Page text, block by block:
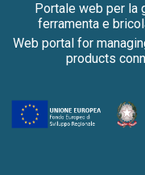
Portale web per la
ferramenta e
Web portal for
products